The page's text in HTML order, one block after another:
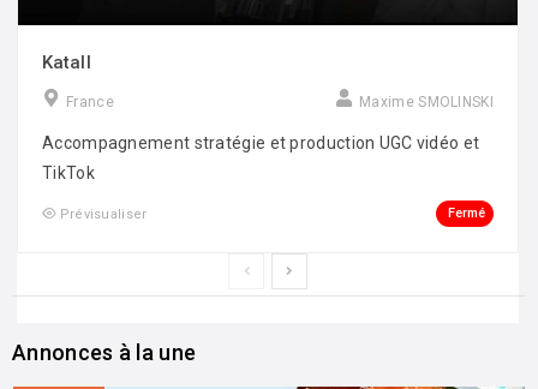
Katall
France Maxime SMOLINSKI
Accompagnement stratégie et production UGC vidéo et
TikTok
Prévisualiser Fermé
Annonces à la une